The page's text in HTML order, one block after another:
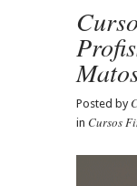
Posted by
in Cursos